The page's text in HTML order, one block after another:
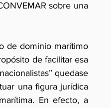
sobre una
de dominio marítimo
de facilitar esa
quedase
una figura jurídica
En efecto, a